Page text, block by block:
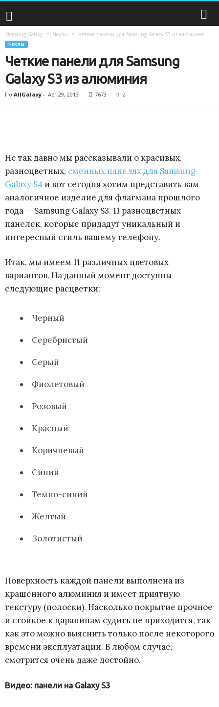
Samsung Galaxy Чехлы Четкие панели для Samsung Galaxy S3 из алюминия
ЧЕХЛЫ
Четкие панели для Samsung
Galaxy S3 из алюминия
По AllGalaxy - Авг 29, 2013 7673 2
Не так давно мы рассказывали о красивых,
разноцветных, сменных панелях для Samsung
Galaxy S4 и вот сегодня хотим представить вам
аналогичное изделие для флагмана прошлого
года — Samsung Galaxy S3. 11 разноцветных
панелек, которые придадут уникальный и
интересный стиль вашему телефону.
Итак, мы имеем 11 различных цветовых
вариантов. На данный момент доступны
следующие расцветки:
Черный
Серебристый
Серый
Фиолетовый
Розовый
Красный
Коричневый
Синий
Темно-синий
Желтый
Золотистый
Поверхность каждой панели выполнена из
крашенного алюминия и имеет приятную
текстуру (полоски). Насколько покрытие прочное
и стойкое к царапинам судить не приходится, так
как это можно выяснить только после некоторого
времени эксплуатации. В любом случае,
смотрится очень даже достойно.
Видео: панели на Galaxy S3